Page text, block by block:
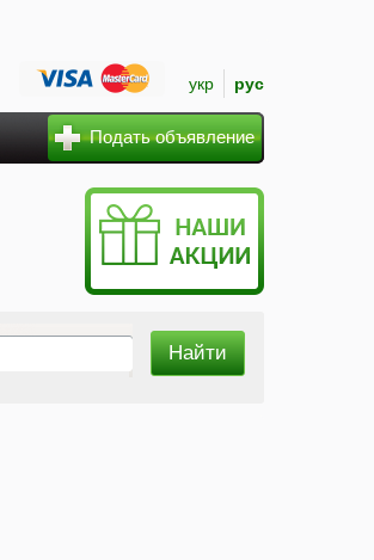
укр рус
Подать объявление